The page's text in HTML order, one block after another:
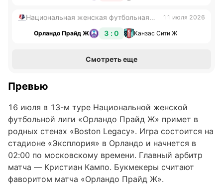
Национальная женская футбольная
11 июля 2026
Орландо Прайд Ж 3 : 0 Канзас Сити Ж
Смотреть еще
Превью
16 июля в 13-м туре Национальной женской
футбольной лиги «Орландо Прайд Ж» примет в
родных стенах «Boston Legacy». Игра состоится на
стадионе «Эксплория» в Орландо и начнется в
02:00 по московскому времени. Главный арбитр
матча — Кристиан Кампо. Букмекеры считают
фаворитом матча «Орландо Прайд Ж».